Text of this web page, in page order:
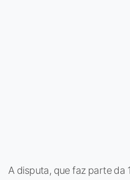
A disputa, que faz parte da